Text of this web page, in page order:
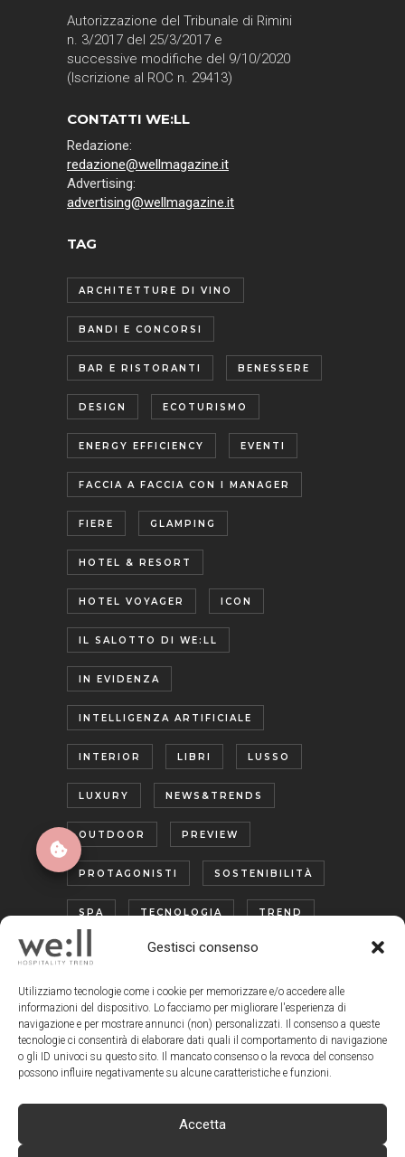
Gestisci consenso
Utilizziamo tecnologie come i cookie per memorizzare e/o accedere alle
informazioni del dispositivo. Lo facciamo per migliorare l'esperienza di
navigazione e per mostrare annunci (non) personalizzati. Il consenso a queste
tecnologie ci consentirà di elaborare dati quali il comportamento di navigazione
o gli ID univoci su questo sito. Il mancato consenso o la revoca del consenso
possono influire negativamente su alcune caratteristiche e funzioni.
Accetta
Autorizzazione del Tribunale di Rimini
n. 3/2017 del 25/3/2017 e
successive modifiche del 9/10/2020
(Iscrizione al ROC n. 29413)
CONTATTI WE:LL
Redazione:
redazione@wellmagazine.it
Advertising:
advertising@wellmagazine.it
TAG
ARCHITETTURE DI VINO
BANDI E CONCORSI
BAR E RISTORANTI BENESSERE
DESIGN ECOTURISMO
ENERGY EFFICIENCY EVENTI
FACCIA A FACCIA CON I MANAGER
FIERE GLAMPING
HOTEL & RESORT
HOTEL VOYAGER ICON
IL SALOTTO DI WE:LL
IN EVIDENZA
INTELLIGENZA ARTIFICIALE
INTERIOR LIBRI LUSSO
LUXURY NEWS&TRENDS
OUTDOOR PREVIEW
PROTAGONISTI SOSTENIBILITÀ
SPA TECNOLOGIA TREND
TURISMO ENOGASTRONOMICO
WELLNESS